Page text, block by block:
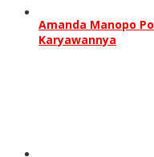
Amanda Manopo
Karyawannya